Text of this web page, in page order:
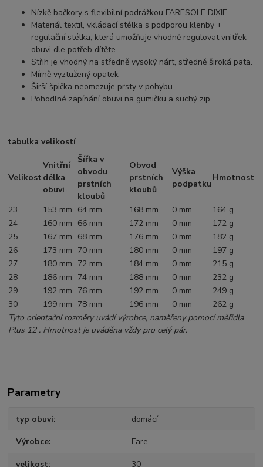
Nízkě bačkory s flexibilní podrážkou FARESOLE DIXIE
Materiál textil, vkládací stélka s podporou klenby +
regulační stélka, která umožňuje vhodně regulovat vnitřek
obuvi dle potřeb dítěte
Střih je vhodný na středně vysoký nárt, středně široká pata.
Mírně vyztužený opatek
Širší špička neomezuje prsty v pohybu
Pohodlné zapínání obuvi na gumičku a suchý zip
tabulka velikostí
Velikost
Vnitřní
délka
obuvi
Šířka v
obvodu
prstních
kloubů
Obvod
prstních
kloubů
Výška
podpatku
Hmotnost
23 153 mm 64 mm 168 mm 0 mm
164 g
24
160 mm 66 mm 172 mm 0 mm
172 g
25
167 mm 68 mm 176 mm 0 mm
182 g
26
173 mm 70 mm 180 mm 0 mm
197 g
27
180 mm 72 mm 184 mm 0 mm
215 g
28
186 mm 74 mm 188 mm 0 mm
232 g
29
192 mm 76 mm 192 mm 0 mm
249 g
30
199 mm 78 mm 196 mm 0 mm
262 g
Tyto orientační rozměry uvádí výrobce, naměřeny pomocí měřidla
Plus 12 . Hmotnost je uváděna vždy pro celý pár.
Parametry
typ obuvi domácí
Výrobce Fare
velikost 30